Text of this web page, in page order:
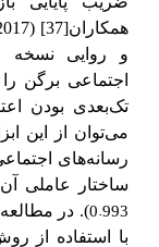
همکاران[37]
و روایی نسخه
اجتماعی برگن را
تک‌بعدی بودن
می‌توان از این
رسانه‌های
ساختار عاملی
0.993
با استفاده از